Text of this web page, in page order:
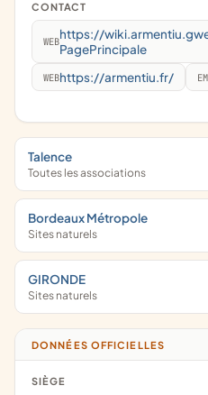
CONTACT
WEBhttps://
PagePrincipale
WEBhttps://armentiu.fr/
Talence
Toutes les associations
Bordeaux Métropole
Sites naturels
GIRONDE
Sites naturels
DONNÉES OFFICIELLES
SIÈGE